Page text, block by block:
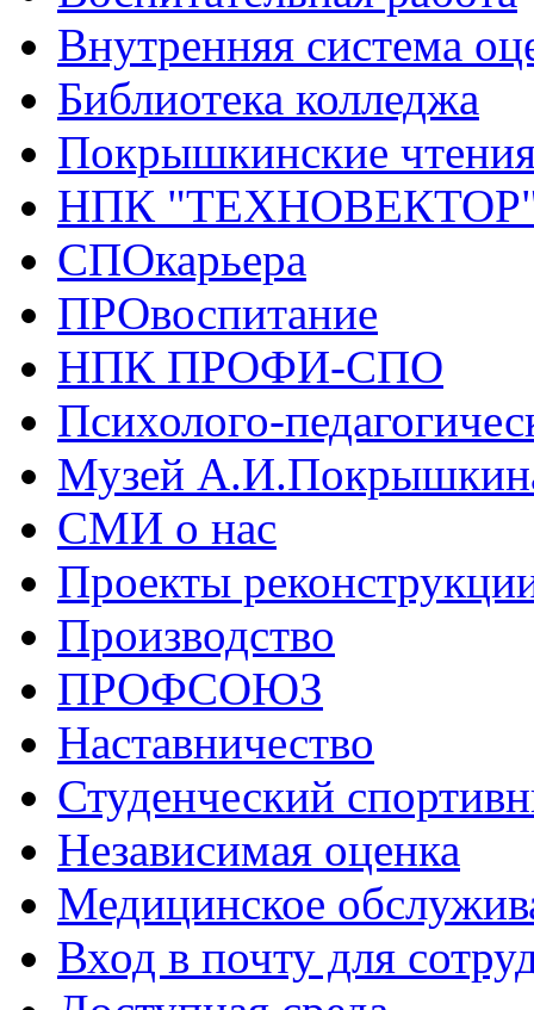
Внутренняя система
Библиотека колледжа
Покрышкинские
НПК
СПОкарьера
ПРОвоспитание
НПК ПРОФИ-СПО
Психолого-
Музей
СМИ о нас
Проекты
Производство
ПРОФСОЮЗ
Наставничество
Студенческий
Независимая оценка
Медицинское
Вход в почту для